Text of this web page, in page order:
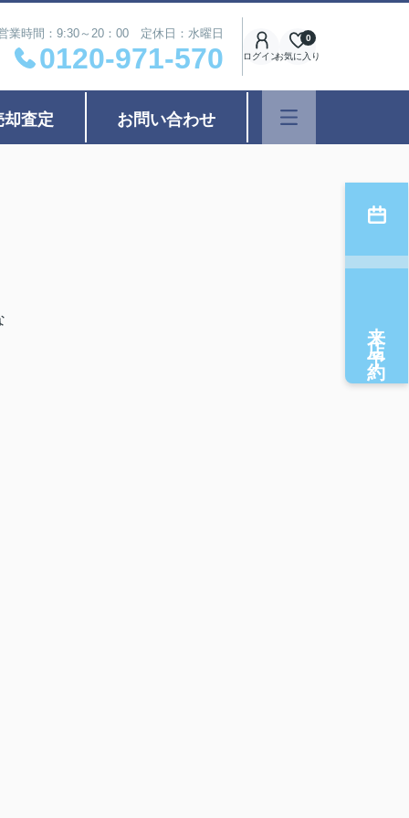
業時間：9:30～20：00 定休日：水曜日
0120-971-570 ログインお気に入り
0
却査定 お問い合わせ
来店予約